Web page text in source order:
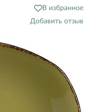
В избранное
Добавить отзыв